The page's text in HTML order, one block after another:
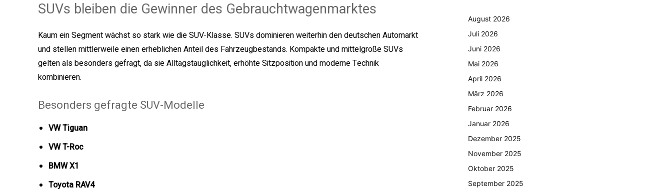
SUVs bleiben die Gewinner des Gebrauchtwagenmarktes
Kaum ein Segment wächst so stark wie die SUV-Klasse. SUVs dominieren weiterhin den deutschen Automarkt
und stellen mittlerweile einen erheblichen Anteil des Fahrzeugbestands. Kompakte und mittelgroße SUVs
gelten als besonders gefragt, da sie Alltagstauglichkeit, erhöhte Sitzposition und moderne Technik
kombinieren.
Besonders gefragte SUV-Modelle
VW Tiguan
VW T-Roc
BMW X1
Toyota RAV4
August 2026
Juli 2026
Juni 2026
Mai 2026
April 2026
März 2026
Februar 2026
Januar 2026
Dezember 2025
November 2025
Oktober 2025
September 2025